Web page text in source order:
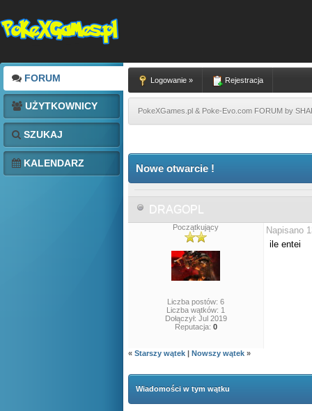
FORUM
UŻYTKOWNICY
SZUKAJ
KALENDARZ
Logowanie » Rejestracja
PokeXGames.pl & Poke-Evo.com FORUM by
Nowe otwarcie !
DRAGOPL
Początkujący
Liczba postów: 6
Liczba wątków: 1
Dołączył: Jul 2019
Reputacja: 0
Napisano
ile entei
« Starszy wątek | Nowszy wątek »
Wiadomości w tym wątku